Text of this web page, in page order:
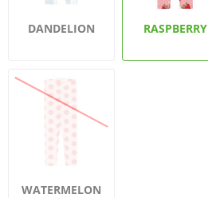
DANDELION RASPBERRY
WATERMELON